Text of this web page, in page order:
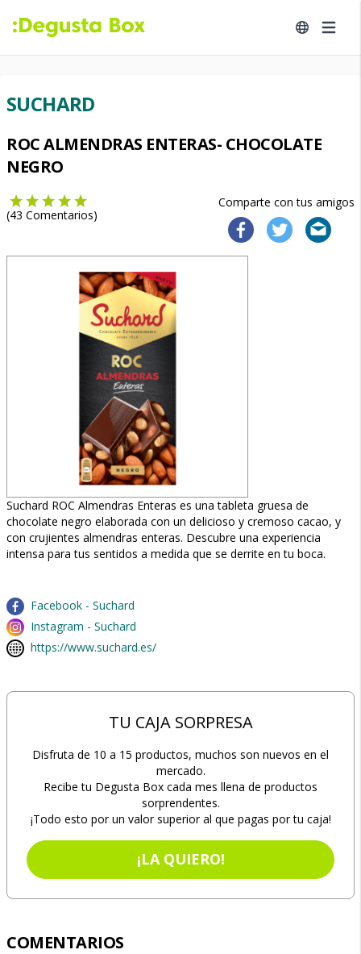
SUCHARD
ROC ALMENDRAS ENTERAS- CHOCOLATE
NEGRO
Comparte con tus amigos
(43 Comentarios)
Suchard ROC Almendras Enteras es una tableta gruesa de
chocolate negro elaborada con un delicioso y cremoso cacao, y
con crujientes almendras enteras. Descubre una experiencia
intensa para tus sentidos a medida que se derrite en tu boca.
Facebook - Suchard
Instagram - Suchard
https://www.suchard.es/
TU CAJA SORPRESA
Disfruta de 10 a 15 productos, muchos son nuevos en el
mercado.
Recibe tu Degusta Box cada mes llena de productos
sorprendentes.
¡Todo esto por un valor superior al que pagas por tu caja!
¡LA QUIERO!
COMENTARIOS